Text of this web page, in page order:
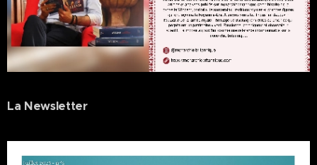
La Newsletter